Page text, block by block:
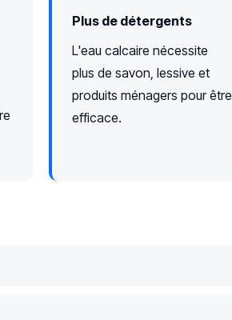
Plus de détergents
L'eau calcaire nécessite
plus de savon, lessive et
produits ménagers pour être
efficace.